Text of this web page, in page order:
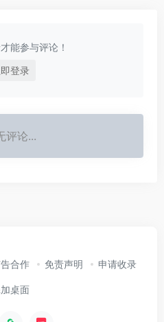
能参与评论！
登录
评论...
合作 免责声明 申请收录
桌面